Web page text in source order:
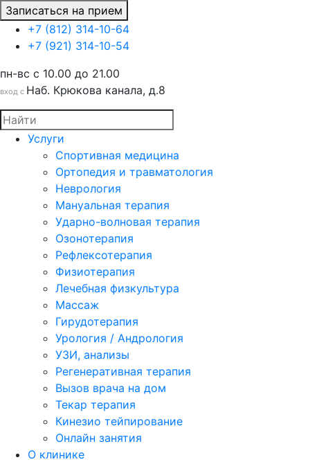
Записаться на прием
+7 (812) 314-10-64
+7 (921) 314-10-54
пн-вс c 10.00 до 21.00
вход с Наб. Крюкова канала, д.8
Услуги
Спортивная медицина
Ортопедия и травматология
Неврология
Мануальная терапия
Ударно-волновая терапия
Озонотерапия
Рефлексотерапия
Физиотерапия
Лечебная физкультура
Массаж
Гирудотерапия
Урология / Андрология
УЗИ, анализы
Регенеративная терапия
Вызов врача на дом
Текар терапия
Кинезио тейпирование
Онлайн занятия
О клинике